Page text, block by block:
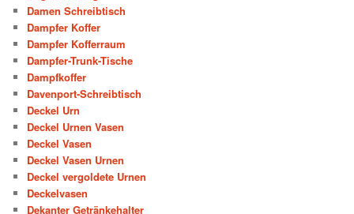
Damen Schreibtisch
Dampfer Koffer
Dampfer Kofferraum
Dampfer-Trunk-Tische
Dampfkoffer
Davenport-Schreibtisch
Deckel Urn
Deckel Urnen Vasen
Deckel Vasen
Deckel Vasen Urnen
Deckel vergoldete Urnen
Deckelvasen
Dekanter Getränkehalter